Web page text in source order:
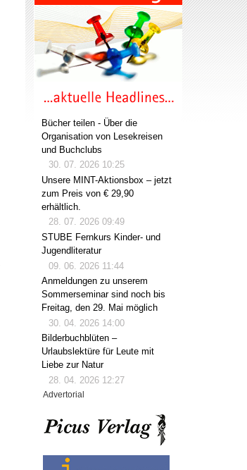
Bücher teilen - Über die
Organisation von Lesekreisen
und Buchclubs
30. 07. 2026 10:25
Unsere MINT-Aktionsbox – jetzt
zum Preis von € 29,90
erhältlich.
28. 07. 2026 09:49
STUBE Fernkurs Kinder- und
Jugendliteratur
09. 06. 2026 11:44
Anmeldungen zu unserem
Sommerseminar sind noch bis
Freitag, den 29. Mai möglich
30. 04. 2026 14:00
Bilderbuchblüten –
Urlaubslektüre für Leute mit
Liebe zur Natur
28. 04. 2026 12:27
Advertorial